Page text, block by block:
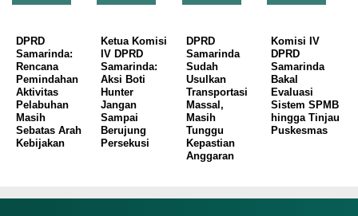
DPRD
Samarinda:
Rencana
Pemindahan
Aktivitas
Pelabuhan
Masih
Sebatas Arah
Kebijakan
Ketua Komisi
IV DPRD
Samarinda:
Aksi Boti
Hunter
Jangan
Sampai
Berujung
Persekusi
DPRD
Samarinda
Sudah
Usulkan
Transportasi
Massal,
Masih
Tunggu
Kepastian
Anggaran
Komisi IV
DPRD
Samarinda
Bakal
Evaluasi
Sistem SPMB
hingga Tinjau
Puskesmas